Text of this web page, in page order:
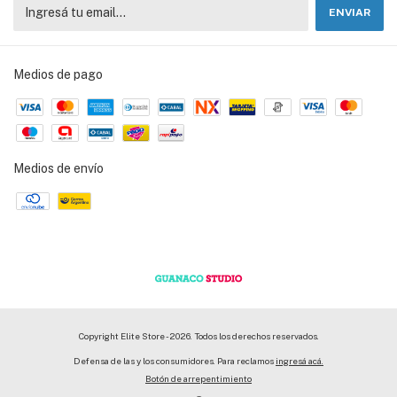
Medios de pago
Medios de envío
Copyright Elite Store - 2026. Todos los derechos reservados.
Defensa de las y los consumidores. Para reclamos ingresá acá.
Botón de arrepentimiento